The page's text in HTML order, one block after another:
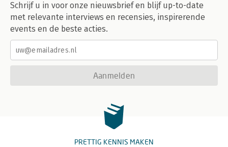
Schrijf u in voor onze nieuwsbrief en blijf up-to-date
met relevante interviews en recensies, inspirerende
events en de beste acties.
Aanmelden
PRETTIG KENNIS MAKEN